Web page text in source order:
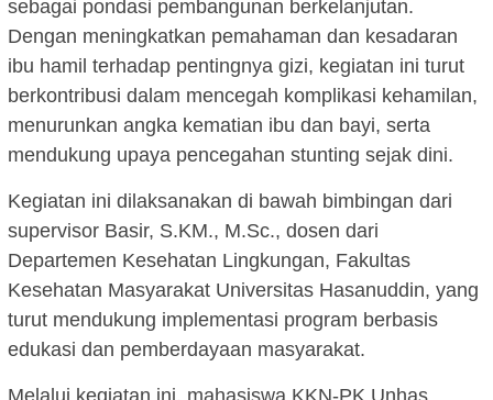
sebagai pondasi pembangunan berkelanjutan.
Dengan meningkatkan pemahaman dan kesadaran
ibu hamil terhadap pentingnya gizi, kegiatan ini turut
berkontribusi dalam mencegah komplikasi kehamilan,
menurunkan angka kematian ibu dan bayi, serta
mendukung upaya pencegahan stunting sejak dini.
Kegiatan ini dilaksanakan di bawah bimbingan dari
supervisor Basir, S.KM., M.Sc., dosen dari
Departemen Kesehatan Lingkungan, Fakultas
Kesehatan Masyarakat Universitas Hasanuddin, yang
turut mendukung implementasi program berbasis
edukasi dan pemberdayaan masyarakat.